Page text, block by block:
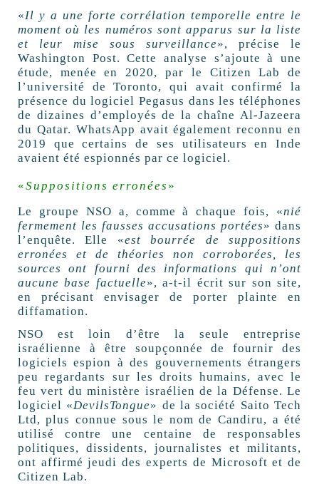
«Il y a une forte corrélation temporelle entre le
moment où les numéros sont apparus sur la liste
et leur mise sous surveillance», précise le
Washington Post. Cette analyse s’ajoute à une
étude, menée en 2020, par le Citizen Lab de
l’université de Toronto, qui avait confirmé la
présence du logiciel Pegasus dans les téléphones
de dizaines d’employés de la chaîne Al-Jazeera
du Qatar. WhatsApp avait également reconnu en
2019 que certains de ses utilisateurs en Inde
avaient été espionnés par ce logiciel.
«Suppositions erronées »
Le groupe NSO a, comme à chaque fois, «nié
fermement les fausses accusations portées» dans
l’enquête. Elle «est bourrée de suppositions
erronées et de théories non corroborées, les
sources ont fourni des informations qui n’ont
aucune base factuelle», a-t-il écrit sur son site,
en précisant envisager de porter plainte en
diffamation.
NSO est loin d’être la seule entreprise
israélienne à être soupçonnée de fournir des
logiciels espion à des gouvernements étrangers
peu regardants sur les droits humains, avec le
feu vert du ministère israélien de la Défense. Le
logiciel «DevilsTongue» de la société Saito Tech
Ltd, plus connue sous le nom de Candiru, a été
utilisé contre une centaine de responsables
politiques, dissidents, journalistes et militants,
ont affirmé jeudi des experts de Microsoft et de
Citizen Lab.